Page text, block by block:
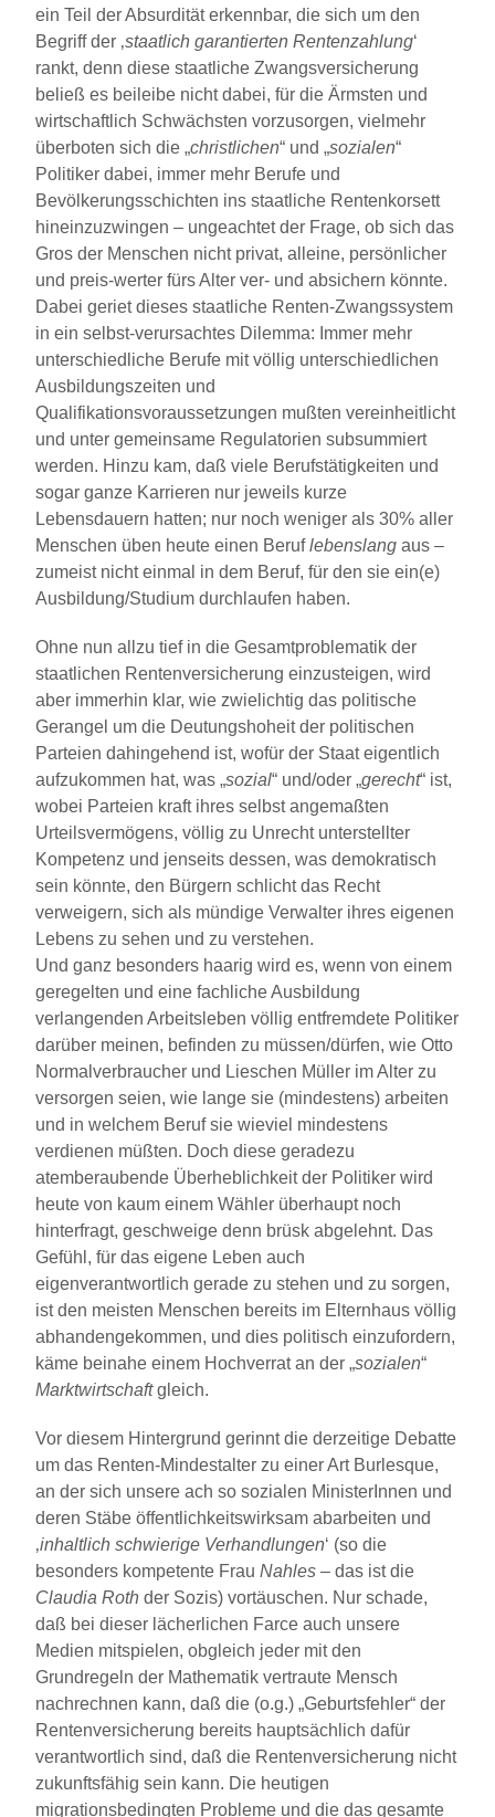
ein Teil der Absurdität erkennbar, die sich um den
Begriff der ‚staatlich garantierten Rentenzahlung‘
rankt, denn diese staatliche Zwangsversicherung
beließ es beileibe nicht dabei, für die Ärmsten und
wirtschaftlich Schwächsten vorzusorgen, vielmehr
überboten sich die „christlichen“ und „sozialen“
Politiker dabei, immer mehr Berufe und
Bevölkerungsschichten ins staatliche Rentenkorsett
hineinzuzwingen – ungeachtet der Frage, ob sich das
Gros der Menschen nicht privat, alleine, persönlicher
und preis-werter fürs Alter ver- und absichern könnte.
Dabei geriet dieses staatliche Renten-Zwangssystem
in ein selbst-verursachtes Dilemma: Immer mehr
unterschiedliche Berufe mit völlig unterschiedlichen
Ausbildungszeiten und
Qualifikationsvoraussetzungen mußten vereinheitlicht
und unter gemeinsame Regulatorien subsummiert
werden. Hinzu kam, daß viele Berufstätigkeiten und
sogar ganze Karrieren nur jeweils kurze
Lebensdauern hatten; nur noch weniger als 30% aller
Menschen üben heute einen Beruflebenslang aus –
zumeist nicht einmal in dem Beruf, für den sie ein(e)
Ausbildung/Studium durchlaufen haben.
Ohne nun allzu tief in die Gesamtproblematik der
staatlichen Rentenversicherung einzusteigen, wird
aber immerhin klar, wie zwielichtig das politische
Gerangel um die Deutungshoheit der politischen
Parteien dahingehend ist, wofür der Staat eigentlich
aufzukommen hat, was „sozial“ und/oder „gerecht“ ist,
wobei Parteien kraft ihres selbst angemaßten
Urteilsvermögens, völlig zu Unrecht unterstellter
Kompetenz und jenseits dessen, was demokratisch
sein könnte, den Bürgern schlicht das Recht
verweigern, sich als mündige Verwalter ihres eigenen
Lebens zu sehen und zu verstehen.
Und ganz besonders haarig wird es, wenn von einem
geregelten und eine fachliche Ausbildung
verlangenden Arbeitsleben völlig entfremdete Politiker
darüber meinen, befinden zu müssen/dürfen, wie Otto
Normalverbraucher und Lieschen Müller im Alter zu
versorgen seien, wie lange sie (mindestens) arbeiten
und in welchem Beruf sie wieviel mindestens
verdienen müßten. Doch diese geradezu
atemberaubende Überheblichkeit der Politiker wird
heute von kaum einem Wähler überhaupt noch
hinterfragt, geschweige denn brüsk abgelehnt. Das
Gefühl, für das eigene Leben auch
eigenverantwortlich gerade zu stehen und zu sorgen,
ist den meisten Menschen bereits im Elternhaus völlig
abhandengekommen, und dies politisch einzufordern,
käme beinahe einem Hochverrat an der „sozialen“
Marktwirtschaftgleich.
Vor diesem Hintergrund gerinnt die derzeitige Debatte
um das Renten-Mindestalter zu einer Art Burlesque,
an der sich unsere ach so sozialen MinisterInnen und
deren Stäbe öffentlichkeitswirksam abarbeiten und
‚inhaltlich schwierige Verhandlungen‘ (so die
besonders kompetente FrauNahles – das ist die
Claudia Roth der Sozis) vortäuschen. Nur schade,
daß bei dieser lächerlichen Farce auch unsere
Medien mitspielen, obgleich jeder mit den
Grundregeln der Mathematik vertraute Mensch
nachrechnen kann, daß die (o.g.) „Geburtsfehler“ der
Rentenversicherung bereits hauptsächlich dafür
verantwortlich sind, daß die Rentenversicherung nicht
zukunftsfähig sein kann. Die heutigen
migrationsbedingten Probleme und die das gesamte